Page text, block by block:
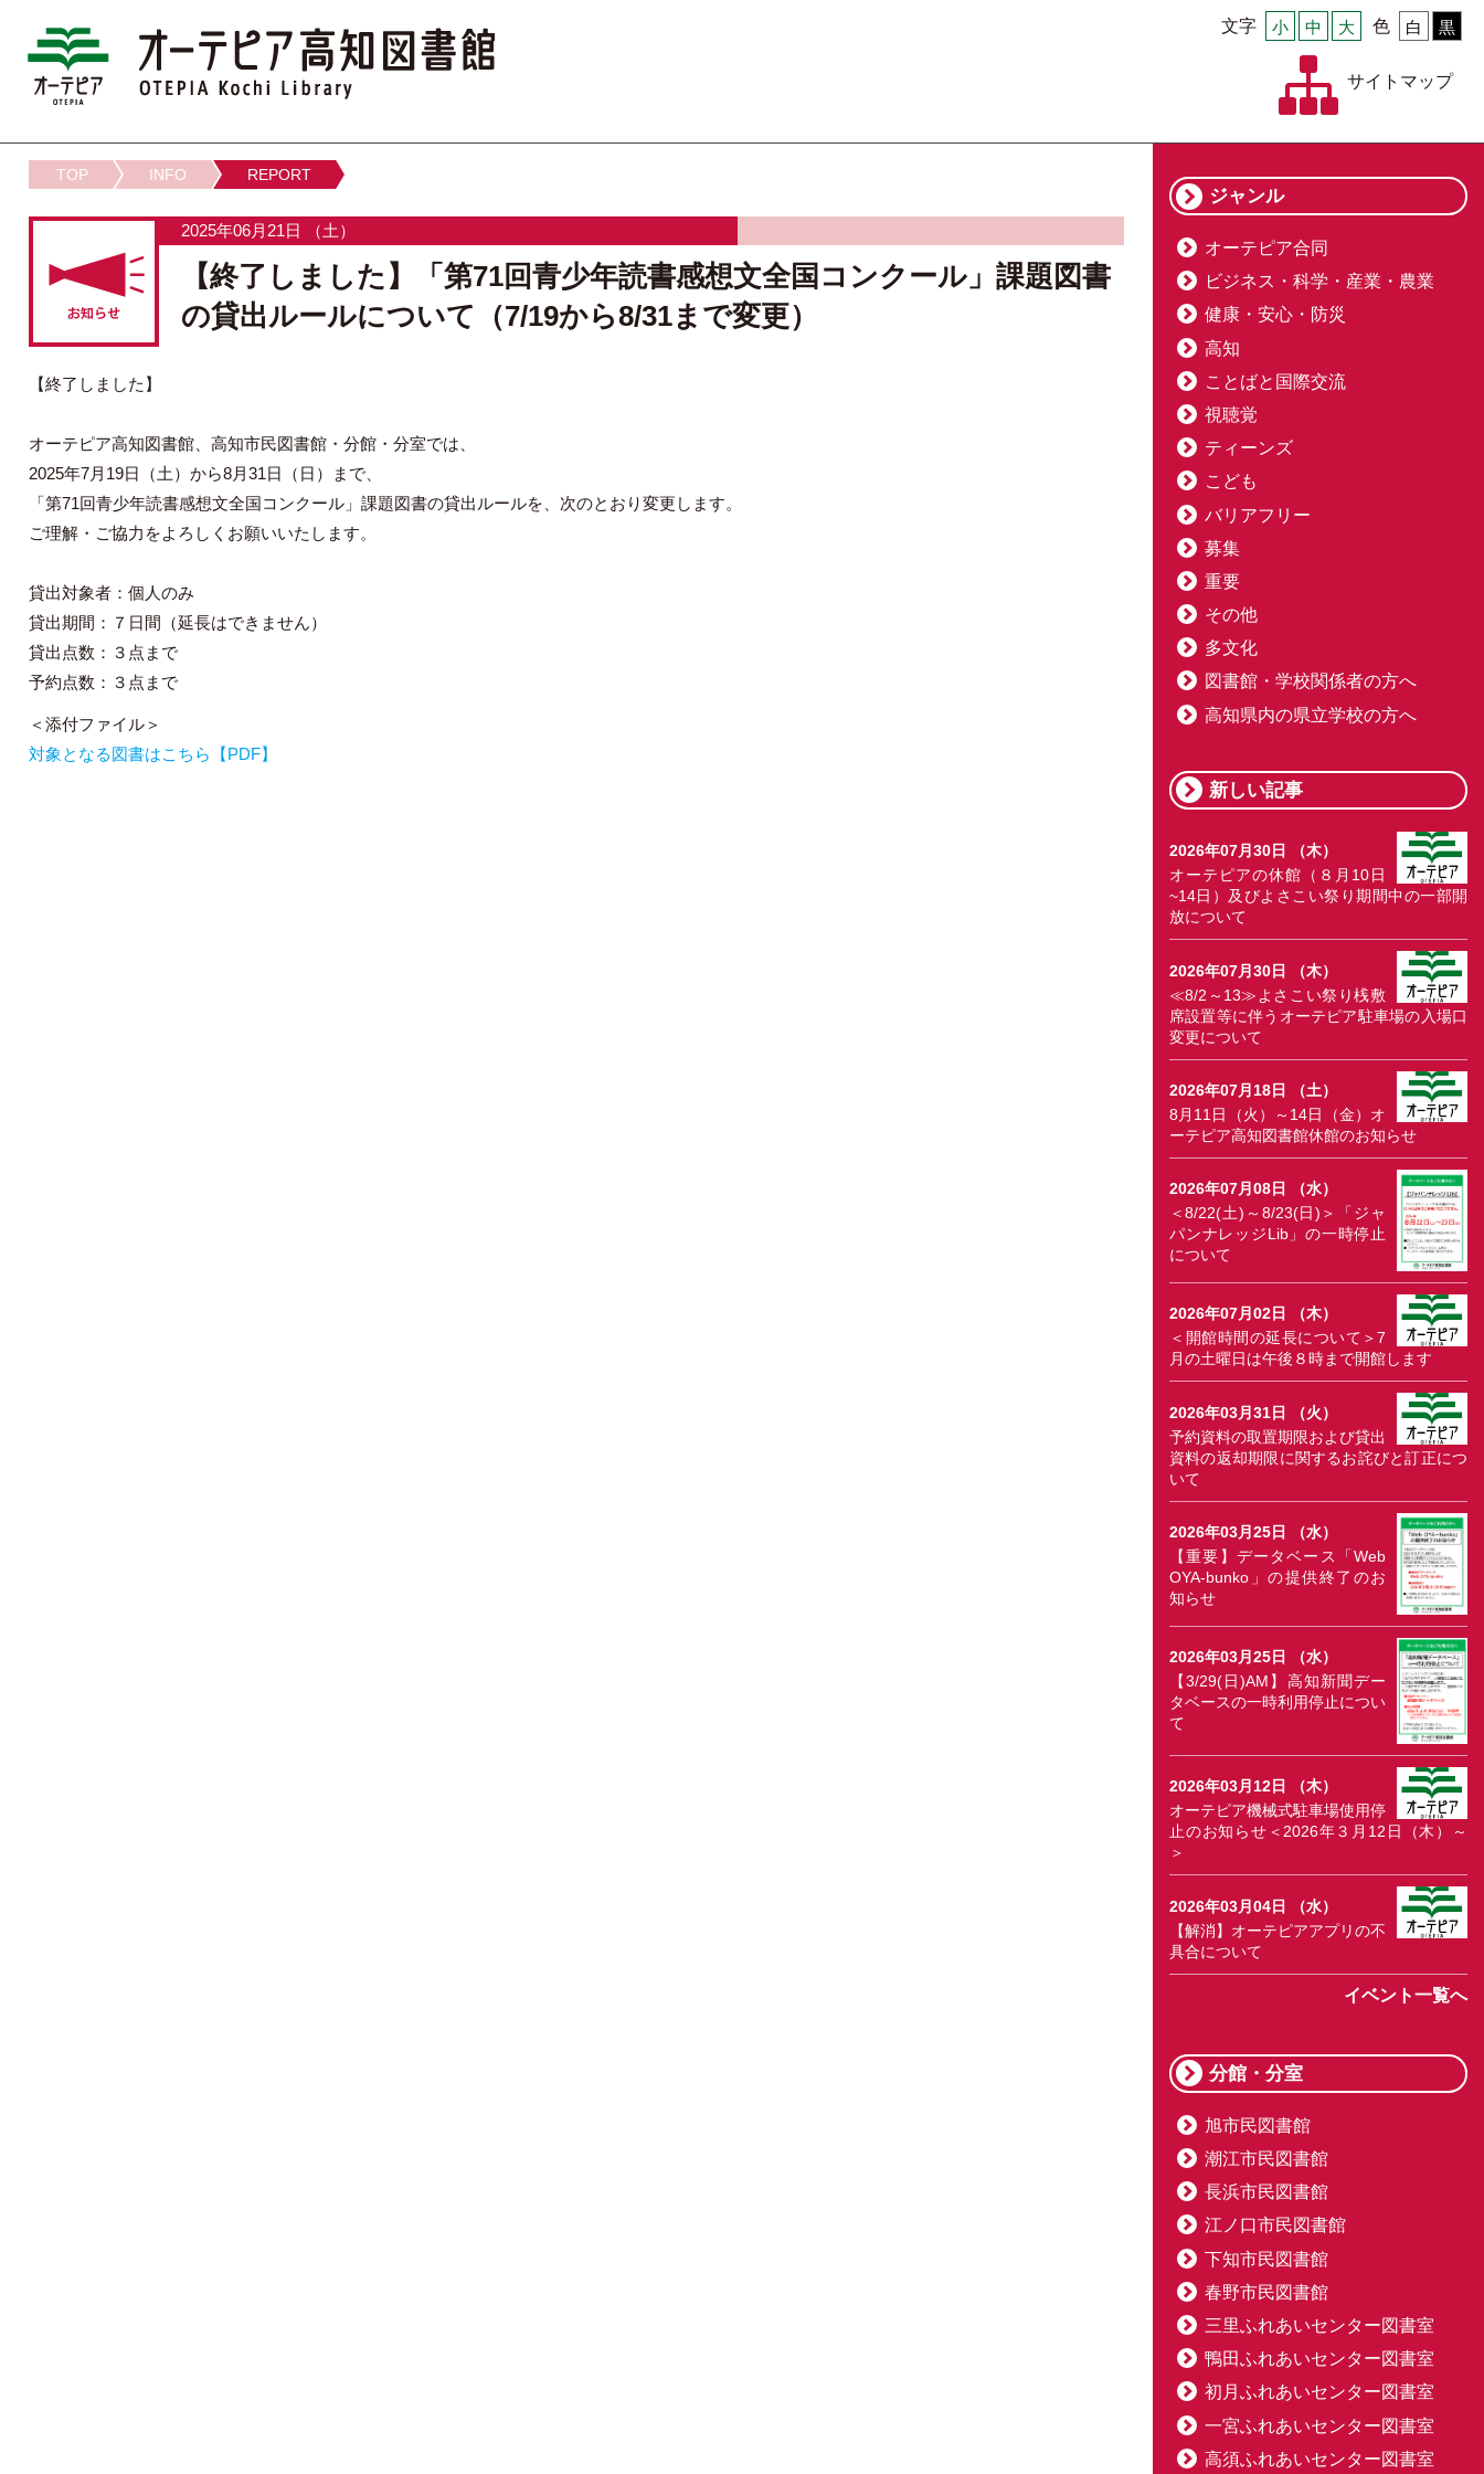
色 白 黒
文字 小 中 大
サイトマップ
TOP INFO REPORT
2025年06月21日 （土）
【終了しました】「第71回青少年読書感想文全国コンクール」課題図書
の貸出ルールについて（7/19から8/31まで変更）
【終了しました】
オーテピア高知図書館、高知市民図書館・分館・分室では、
2025年7月19日（土）から8月31日（日）まで、
「第71回青少年読書感想文全国コンクール」課題図書の貸出ルールを、次のとおり変更します。
ご理解・ご協力をよろしくお願いいたします。
貸出対象者：個人のみ
貸出期間：７日間（延長はできません）
貸出点数：３点まで
予約点数：３点まで
＜添付ファイル＞
対象となる図書はこちら【PDF】
ジャンル
オーテピア合同
ビジネス・科学・産業・農業
健康・安心・防災
高知
ことばと国際交流
視聴覚
ティーンズ
こども
バリアフリー
募集
重要
その他
多文化
図書館・学校関係者の方へ
高知県内の県立学校の方へ
新しい記事
2026年07月30日 （木）
オーテピアの休館（８月10日
~14日）及びよさこい祭り期間中の一部開
放について
2026年07月30日 （木）
≪8/2～13≫よさこい祭り桟敷
席設置等に伴うオーテピア駐車場の入場口
変更について
2026年07月18日 （土）
8月11日（火）～14日（金）オ
ーテピア高知図書館休館のお知らせ
2026年07月08日 （水）
＜8/22(土)～8/23(日)＞「ジャ
パンナレッジLib」の一時停止
について
2026年07月02日 （木）
＜開館時間の延長について＞7
月の土曜日は午後８時まで開館します
2026年03月31日 （火）
予約資料の取置期限および貸出
資料の返却期限に関するお詫びと訂正につ
いて
2026年03月25日 （水）
【重要】データベース「Web
OYA-bunko」の提供終了のお
知らせ
2026年03月25日 （水）
【3/29(日)AM】高知新聞デー
タベースの一時利用停止につい
て
2026年03月12日 （木）
オーテピア機械式駐車場使用停
止のお知らせ＜2026年３月12日（木）～
＞
2026年03月04日 （水）
【解消】オーテピアアプリの不
具合について
イベント一覧へ
分館・分室
旭市民図書館
潮江市民図書館
長浜市民図書館
江ノ口市民図書館
下知市民図書館
春野市民図書館
三里ふれあいセンター図書室
鴨田ふれあいセンター図書室
初月ふれあいセンター図書室
一宮ふれあいセンター図書室
高須ふれあいセンター図書室